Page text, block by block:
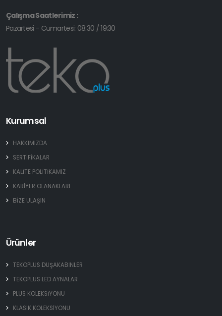
Çalışma Saatlerimiz :
Pazartesi - Cumartesi: 08:30 / 19:30
Kurumsal
HAKKIMIZDA
SERTİFİKALAR
KALİTE POLİTİKAMIZ
KARİYER OLANAKLARI
BİZE ULAŞIN
Ürünler
TEKOPLUS DUŞAKABİNLER
TEKOPLUS LED AYNALAR
PLUS KOLEKSİYONU
KLASİK KOLEKSİYONU